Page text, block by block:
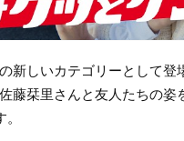
新しいカテゴリーとして登
藤栞里さんと友人たちの姿